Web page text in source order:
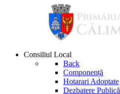
Consiliul Local
Back
Componență
Hotarari Adoptate
Dezbatere Publică